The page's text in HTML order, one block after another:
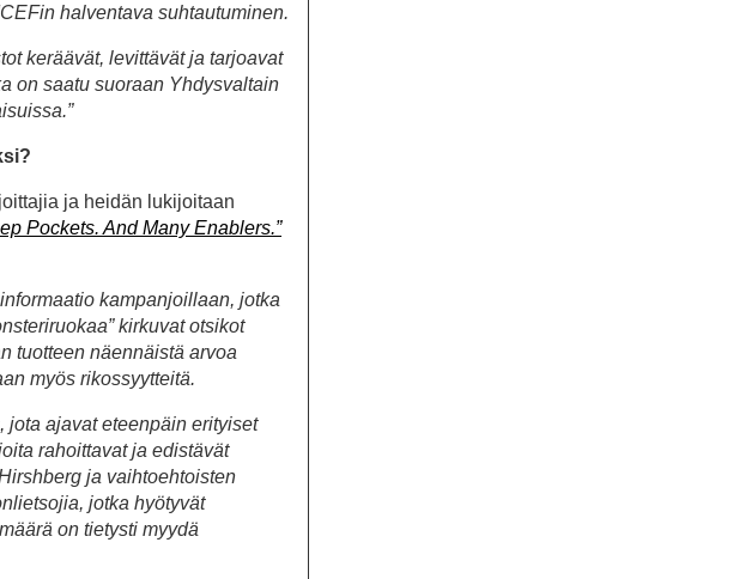
halventava suhtautuminen.
keräävät, levittävät ja tarjoavat
on saatu suoraan Yhdysvaltain
ja heidän lukijoitaan
Pockets. And Many Enablers.”
kampanjoillaan, jotka
kirkuvat otsikot
tuotteen näennäistä arvoa
myös rikossyytteitä.
ajavat eteenpäin erityiset
rahoittavat ja edistävät
ja vaihtoehtoisten
jotka hyötyvät
on tietysti myydä